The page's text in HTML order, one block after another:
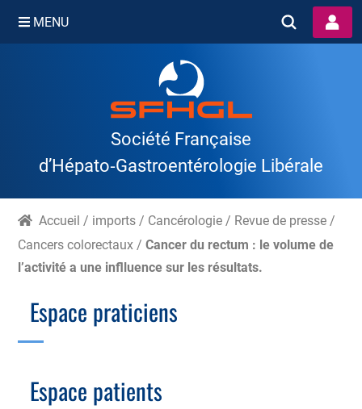
Skip
MENU
Société Française
d’Hépato‑Gastroentérologie Libérale
Accueil / imports / Cancérologie / Revue de presse /
Cancers colorectaux /Cancer du rectum : le volume de
l’activité a une inflluence sur les résultats.
Espace praticiens
Échographie
Cotation des actes, lien avec les syndicats
Espace patients